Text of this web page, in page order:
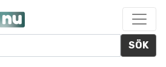
SÖK